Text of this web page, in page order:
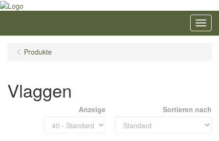
Menu
Produkte
Vlaggen
Anzeige Sortieren nach